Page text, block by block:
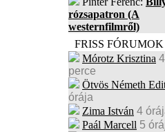
rózsapatron (A
westernfilmről)
FRISS FÓRUMOK
Mórotz Krisztina
perce
Ötvös Németh
órája
Zima István 4
Paál Marcell 5